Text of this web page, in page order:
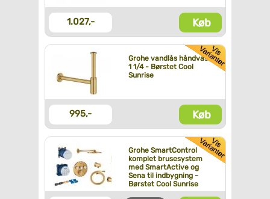
1.027,- Køb
Grohe vandlås håndvask
1 1/4 - Børstet Cool
Sunrise
995,- Køb
Grohe SmartControl
komplet brusesystem
med SmartActive og
Sena til indbygning -
Børstet Cool Sunrise